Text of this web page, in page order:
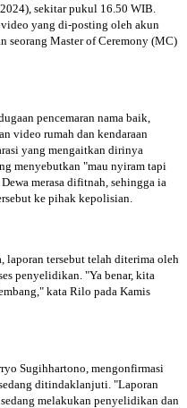
sekitar pukul 16.50 WIB.
yang di-posting oleh akun
seorang Master of Ceremony (MC)
pencemaran nama baik,
video rumah dan kendaraan
yang mengaitkan dirinya
menyebutkan "mau nyiram tapi
merasa difitnah, sehingga ia
ke pihak kepolisian.
laporan tersebut telah diterima oleh
penyelidikan. "Ya benar, kita
kata Rilo pada Kamis
Sugihhartono, mengonfirmasi
ditindaklanjuti. "Laporan
melakukan penyelidikan dan